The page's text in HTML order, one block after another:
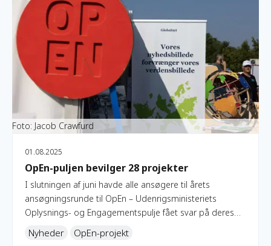
Foto: Jacob Crawfurd
01.08.2025
OpEn-puljen bevilger 28 projekter
I slutningen af juni havde alle ansøgere til årets
ansøgningsrunde til OpEn – Udenrigsministeriets
Oplysnings- og Engagementspulje fået svar på deres
Nyheder OpEn-projekt